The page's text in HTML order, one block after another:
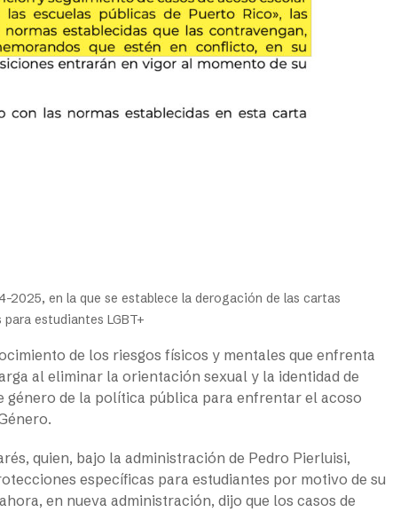
en la que se establece la derogación de las cartas
estudiantes LGBT+
de los riesgos físicos y mentales que enfrenta
al eliminar la orientación sexual y la identidad de
género de la política pública para enfrentar el acoso
quien, bajo la administración de Pedro Pierluisi,
específicas para estudiantes por motivo de su
en nueva administración, dijo que los casos de